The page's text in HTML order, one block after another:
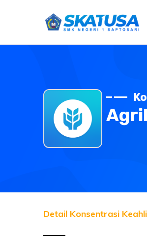
Detail Konsentrasi